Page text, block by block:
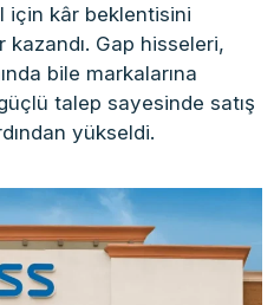
için kâr beklentisini
Gap hisseleri,
bile markalarına
talep sayesinde satış
yükseldi.